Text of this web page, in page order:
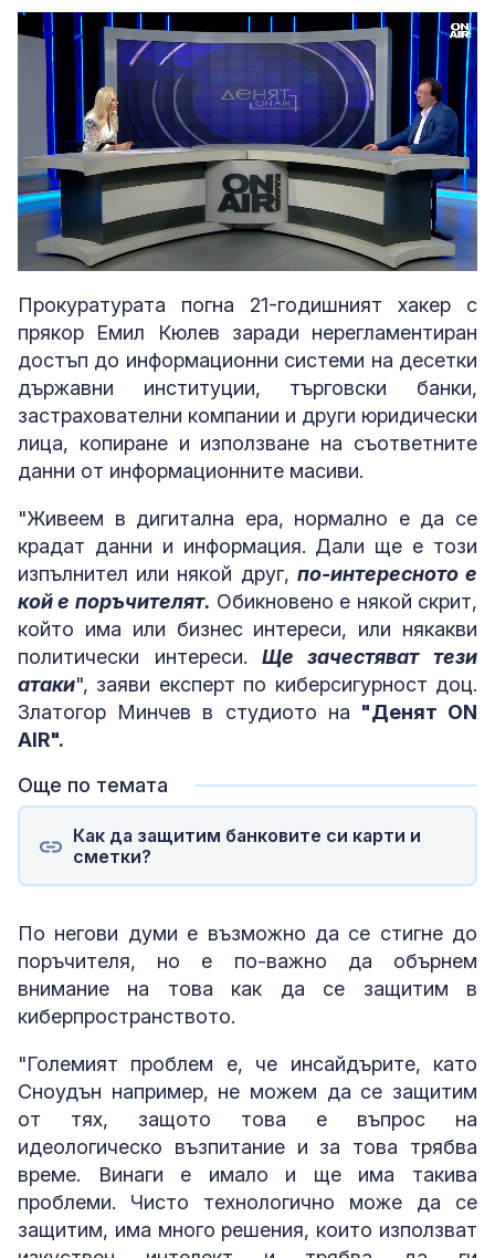
Unmute Loaded
Прокуратурата погна 21-годишният хакер с
прякор Емил Кюлев заради нерегламентиран
достъп до информационни системи на десетки
държавни институции, търговски банки,
застрахователни компании и други юридически
лица, копиране и използване на съответните
данни от информационните масиви.
"Живеем в дигитална ера, нормално е да се
крадат данни и информация. Дали ще е този
изпълнител или някой друг, по-интересното е
кой е поръчителят. Обикновено е някой скрит,
който има или бизнес интереси, или някакви
политически интереси. Ще зачестяват тези
атаки", заяви експерт по киберсигурност доц.
Златогор Минчев в студиото на "Денят ON
AIR".
Още по темата
Как да защитим банковите си карти и
сметки?
По негови думи е възможно да се стигне до
поръчителя, но е по-важно да обърнем
внимание на това как да се защитим в
киберпространството.
"Големият проблем е, че инсайдърите, като
Сноудън например, не можем да се защитим
от тях, защото това е въпрос на
идеологическо възпитание и за това трябва
време. Винаги е имало и ще има такива
проблеми. Чисто технологично може да се
защитим, има много решения, които използват